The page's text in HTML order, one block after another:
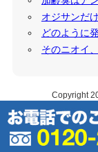
オジサンだ
どのように
そのニオイ
Copyright